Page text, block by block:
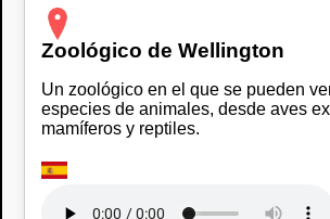
Zoológico de Wellington
Un zoológico en el que se pueden
especies de animales, desde aves
mamíferos y reptiles.